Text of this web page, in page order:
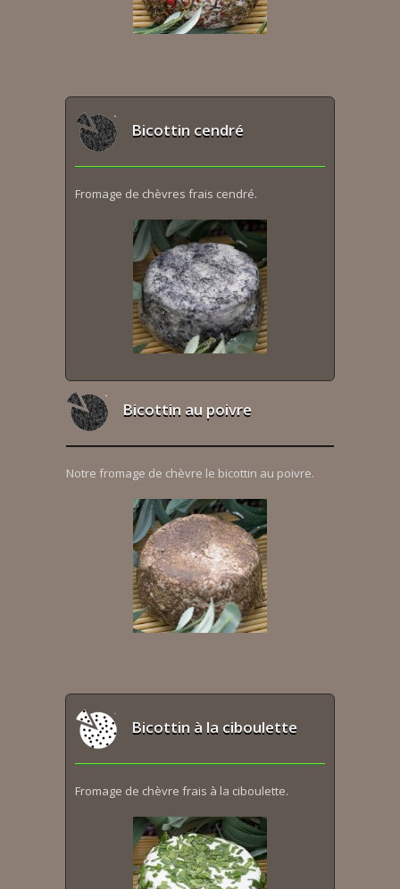
Bicottin cendré
Fromage de chèvres frais cendré.
Bicottin au poivre
Notre fromage de chèvre le bicottin au poivre.
Bicottin à la ciboulette
Fromage de chèvre frais à la ciboulette.